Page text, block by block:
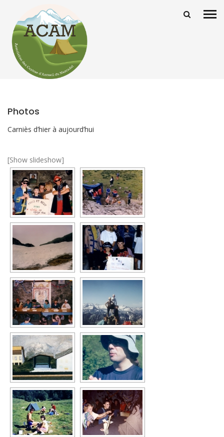
Photos
Carniès d’hier à aujourd’hui
[Show slideshow]